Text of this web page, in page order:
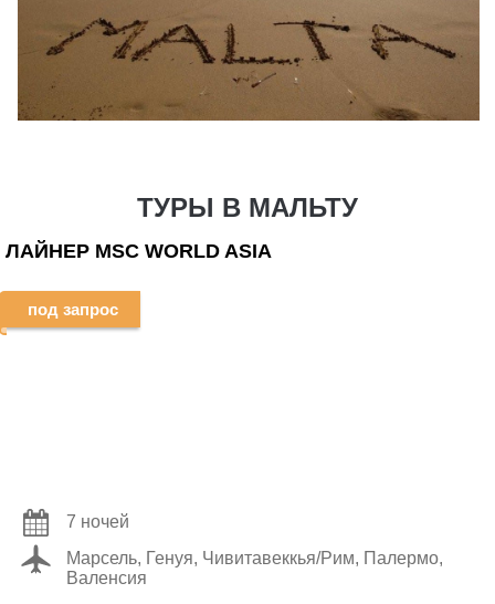
ТУРЫ В МАЛЬТУ
ЛАЙНЕР MSC WORLD ASIA
под запрос
7 ночей
Марсель, Генуя, Чивитавеккья/Рим, Палермо,
Валенсия